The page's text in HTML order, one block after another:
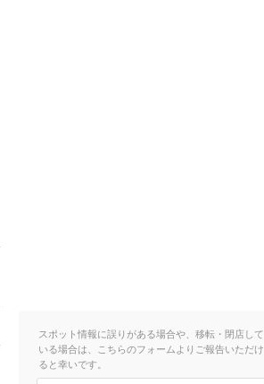
スポット情報に誤りがある場合や、移転・閉店して
いる場合は、こちらのフォームよりご報告いただけ
ると幸いです。